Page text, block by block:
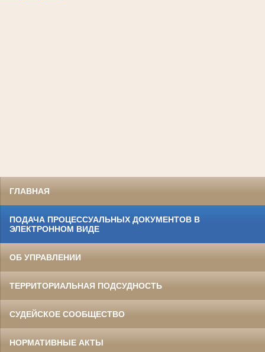
ГЛАВНАЯ
ПОДАЧА ПРОЦЕССУАЛЬНЫХ ДОКУМЕНТОВ В
ЭЛЕКТРОННОМ ВИДЕ
ОБ УПРАВЛЕНИИ
ТЕРРИТОРИАЛЬНАЯ ПОДСУДНОСТЬ
СУДЕЙСКОЕ СООБЩЕСТВО
НОРМАТИВНЫЕ АКТЫ